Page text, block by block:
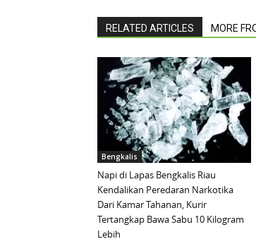
RELATED ARTICLES MORE
Bengkalis
Napi di Lapas Bengkalis Riau
Kendalikan Peredaran Narkotika
Dari Kamar Tahanan, Kurir
Tertangkap Bawa Sabu 10 Kilogram
Lebih